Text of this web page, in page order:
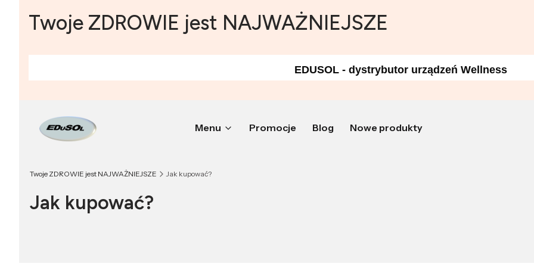
Twoje ZDROWIE jest NAJWAŻNIEJSZE
EDUSOL - dystrybutor urządzeń Wellness
Menu Promocje Blog Nowe produkty
Twoje ZDROWIE jest NAJWAŻNIEJSZE Jak kupować?
Jak kupować?